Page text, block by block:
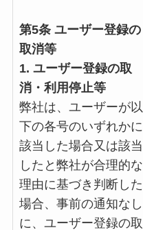
第5条 ユーザー登録の
取消等
1. ユーザー登録の取
消・利用停止等
弊社は、ユーザーが以
下の各号のいずれかに
該当した場合又は該当
したと弊社が合理的な
理由に基づき判断した
場合、事前の通知なし
に、ユーザー登録の取